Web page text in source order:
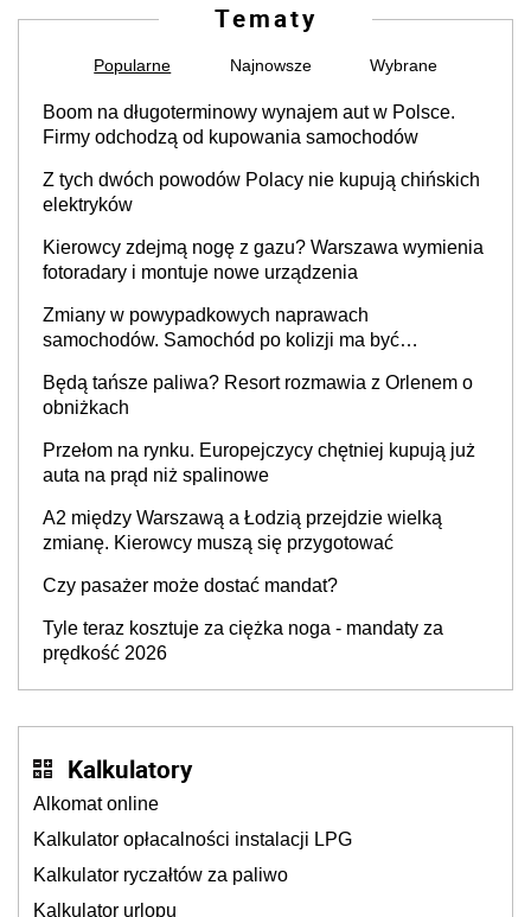
Tematy
Popularne Najnowsze Wybrane
Boom na długoterminowy wynajem aut w Polsce.
Firmy odchodzą od kupowania samochodów
Z tych dwóch powodów Polacy nie kupują chińskich
elektryków
Kierowcy zdejmą nogę z gazu? Warszawa wymienia
fotoradary i montuje nowe urządzenia
Zmiany w powypadkowych naprawach
samochodów. Samochód po kolizji ma być
producenta
Będą tańsze paliwa? Resort rozmawia z Orlenem o
obniżkach
Przełom na rynku. Europejczycy chętniej kupują już
auta na prąd niż spalinowe
A2 między Warszawą a Łodzią przejdzie wielką
zmianę. Kierowcy muszą się przygotować
Czy pasażer może dostać mandat?
Tyle teraz kosztuje za ciężka noga - mandaty za
prędkość 2026
Kalkulatory
Alkomat online
Kalkulator opłacalności instalacji LPG
Kalkulator ryczałtów za paliwo
Kalkulator urlopu